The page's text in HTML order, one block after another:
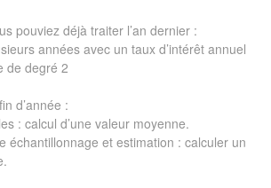
pouviez déjà traiter l’an dernier :
années avec un taux d’intérêt annuel
de degré 2
d’année :
: calcul d’une valeur moyenne.
échantillonnage et estimation : calculer un